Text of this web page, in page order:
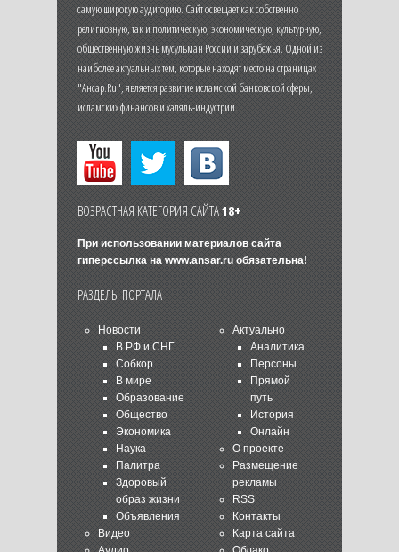
самую широкую аудиторию. Сайт освещает как собственно
религиозную, так и политическую, экономическую, культурную,
общественную жизнь мусульман России и зарубежья. Одной из
наиболее актуальных тем, которые находят место на страницах
"Ансар.Ru", является развитие исламской банковской сферы,
исламских финансов и халяль-индустрии.
ВОЗРАСТНАЯ КАТЕГОРИЯ САЙТА18+
При использовании материалов сайта
гиперссылка на www.ansar.ruобязательна!
РАЗДЕЛЫ ПОРТАЛА
Новости
В РФ и СНГ
Собкор
В мире
Образование
Общество
Экономика
Наука
Палитра
Здоровый
образ жизни
Объявления
Видео
Актуально
Аналитика
Персоны
Прямой
путь
История
Онлайн
О проекте
Размещение
рекламы
RSS
Контакты
Карта сайта